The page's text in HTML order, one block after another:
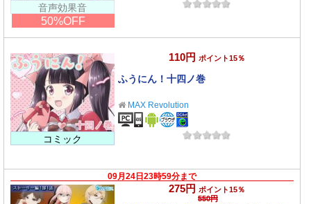
音声効果音
50%OFF
コミック
110円 ポイント15％
ふうにん！十四ノ巻
MAX Revolution
09月24日23時59分まで
275円 ポイント15％
550円